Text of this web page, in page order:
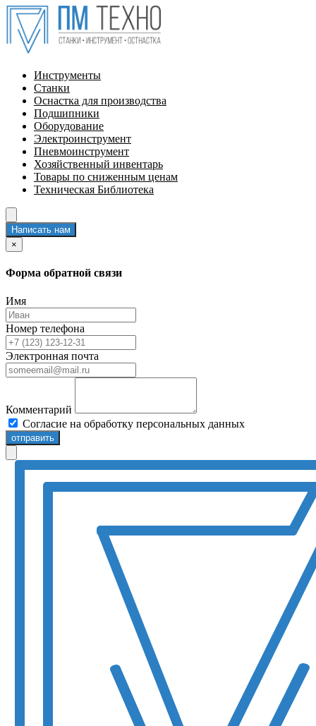
Инструменты
Станки
Оснастка для производства
Подшипники
Оборудование
Электроинструмент
Пневмоинструмент
Хозяйственный инвентарь
Товары по сниженным ценам
Техническая Библиотека
Написать нам
×
Форма обратной связи
Имя
Номер телефона
Электронная почта
Комментарий
Согласие на обработку персональных данных
отправить